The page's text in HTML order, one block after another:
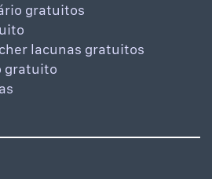
gratuitos
lacunas gratuitos
gratuito